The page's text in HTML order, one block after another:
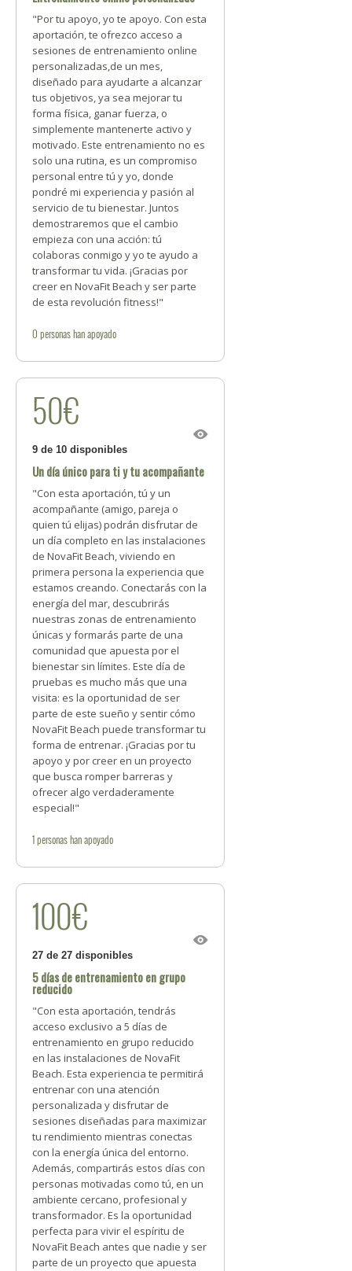
"Por tu apoyo, yo te apoyo. Con esta
aportación, te ofrezco acceso a
sesiones de entrenamiento online
personalizadas,de un mes,
diseñado para ayudarte a alcanzar
tus objetivos, ya sea mejorar tu
forma física, ganar fuerza, o
simplemente mantenerte activo y
motivado. Este entrenamiento no es
solo una rutina, es un compromiso
personal entre tú y yo, donde
pondré mi experiencia y pasión al
servicio de tu bienestar. Juntos
demostraremos que el cambio
empieza con una acción: tú
colaboras conmigo y yo te ayudo a
transformar tu vida. ¡Gracias por
creer en NovaFit Beach y ser parte
de esta revolución fitness!"
0 personashan apoyado
50€
9 de 10 disponibles
Un día único para ti y tu acompañante
"Con esta aportación, tú y un
acompañante (amigo, pareja o
quien tú elijas) podrán disfrutar de
un día completo en las instalaciones
de NovaFit Beach, viviendo en
primera persona la experiencia que
estamos creando. Conectarás con la
energía del mar, descubrirás
nuestras zonas de entrenamiento
únicas y formarás parte de una
comunidad que apuesta por el
bienestar sin límites. Este día de
pruebas es mucho más que una
visita: es la oportunidad de ser
parte de este sueño y sentir cómo
NovaFit Beach puede transformar tu
forma de entrenar. ¡Gracias por tu
apoyo y por creer en un proyecto
que busca romper barreras y
ofrecer algo verdaderamente
especial!"
1personashan apoyado
100€
27 de 27 disponibles
5 días de entrenamiento en grupo
reducido
"Con esta aportación, tendrás
acceso exclusivo a 5 días de
entrenamiento en grupo reducido
en las instalaciones de NovaFit
Beach. Esta experiencia te permitirá
entrenar con una atención
personalizada y disfrutar de
sesiones diseñadas para maximizar
tu rendimiento mientras conectas
con la energía única del entorno.
Además, compartirás estos días con
personas motivadas como tú, en un
ambiente cercano, profesional y
transformador. Es la oportunidad
perfecta para vivir el espíritu de
NovaFit Beach antes que nadie y ser
parte de un proyecto que apuesta